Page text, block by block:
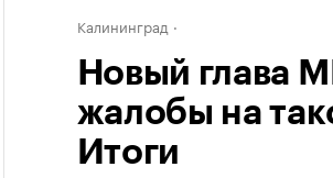
Калининград
Новый глава
жалобы на
Итоги